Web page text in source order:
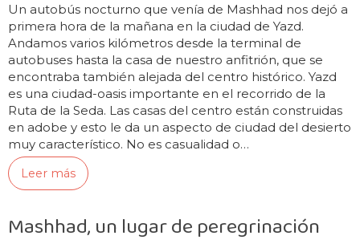
Un autobús nocturno que venía de Mashhad nos dejó a
primera hora de la mañana en la ciudad de Yazd.
Andamos varios kilómetros desde la terminal de
autobuses hasta la casa de nuestro anfitrión, que se
encontraba también alejada del centro histórico. Yazd
es una ciudad-oasis importante en el recorrido de la
Ruta de la Seda. Las casas del centro están construidas
en adobe y esto le da un aspecto de ciudad del desierto
muy característico. No es casualidad o…
Leer más
Mashhad, un lugar de peregrinación